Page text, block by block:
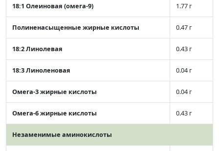
18:1 Олеиновая (омега-9) 1.77 г
Полиненасыщенные жирные кислоты 0.47 г
18:2 Линолевая 0.43 г
18:3 Линоленовая 0.04 г
Омега-3 жирные кислоты 0.04 г
Омега-6 жирные кислоты 0.43 г
Незаменимые аминокислоты